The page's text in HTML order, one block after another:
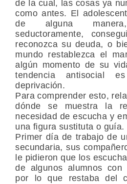
de la cual, las cosas ya
como antes. El
de alguna
seductoramente,
reconozca su deuda, o
mundo restablezca el
algún momento de su
tendencia antisocial
deprivación.
Para comprender esto,
dónde se muestra la
necesidad de escucha y
una figura sustituta o guía.
Primer día de trabajo de
secundaria, sus
le pidieron que los
de algunos alumnos con
por lo que restaba del